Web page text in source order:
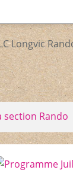
section Rando